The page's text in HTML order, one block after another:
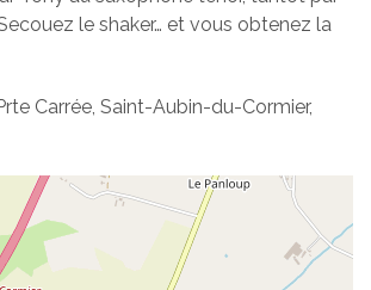
le shaker… et vous obtenez la
Carrée, Saint-Aubin-du-Cormier,